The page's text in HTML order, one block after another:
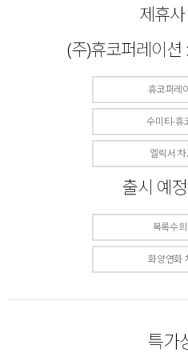
제휴
(주)휴코퍼레이션
휴코퍼레
수미티-휴
엘릭서
출시 예
복록수
화양연화
특가